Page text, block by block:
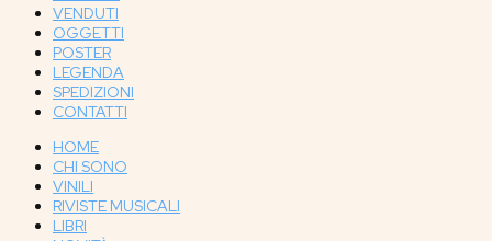
VENDUTI
OGGETTI
POSTER
LEGENDA
SPEDIZIONI
CONTATTI
HOME
CHI SONO
VINILI
RIVISTE MUSICALI
LIBRI